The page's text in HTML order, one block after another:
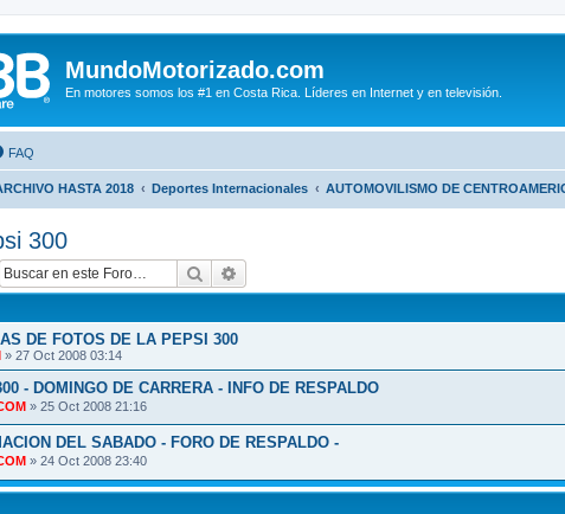
MundoMotorizado.com
En motores somos los #1 en Costa Rica. Líderes en Internet y en televisión.
FAQ
HASTA 2018 Deportes Internacionales AUTOMOVILISMO DE
300
Buscar
DE FOTOS DE LA PEPSI 300
» 27 Oct 2008 03:14
- DOMINGO DE CARRERA - INFO DE RESPALDO
» 25 Oct 2008 21:16
DEL SABADO - FORO DE RESPALDO -
» 24 Oct 2008 23:40